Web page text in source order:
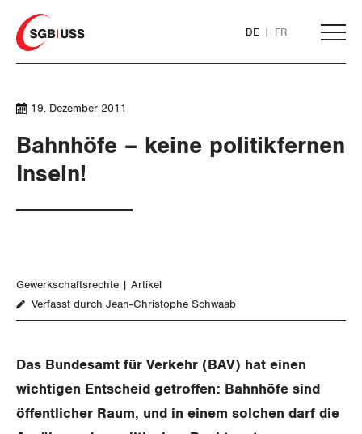
Home
DE FR
THEMEN
Flankierende Massnahmen und
Personenfreizügigkeit
Gewerkschaftsrechte
Arbeitssicherheit und Gesundheitsschutz
19. Dezember 2011
Bahnhöfe – keine politikfernen
Inseln!
Gewerkschaftsrechte
Artikel
Verfasst durch Jean-Christophe Schwaab
Das Bundesamt für Verkehr (BAV) hat einen
wichtigen Entscheid getroffen: Bahnhöfe sind
öffentlicher Raum, und in einem solchen darf die